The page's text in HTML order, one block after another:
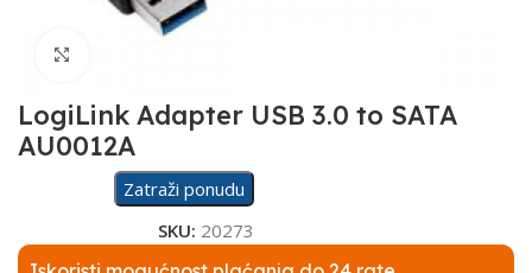
LogiLink Adapter USB 3.0 to SATA
AU0012A
Zatraži ponudu
SKU: 20273